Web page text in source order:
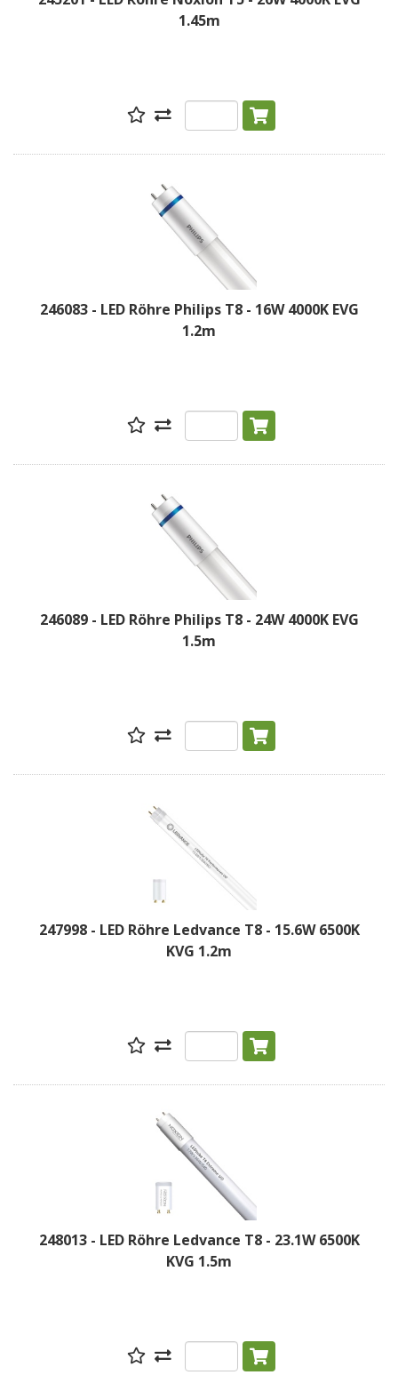
1.45m
246083 - LED Röhre Philips T8 - 16W 4000K EVG
1.2m
246089 - LED Röhre Philips T8 - 24W 4000K EVG
1.5m
247998 - LED Röhre Ledvance T8 - 15.6W 6500K
KVG 1.2m
248013 - LED Röhre Ledvance T8 - 23.1W 6500K
KVG 1.5m